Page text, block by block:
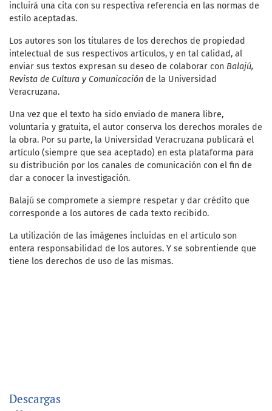
incluirá una cita con su respectiva referencia en las normas de
estilo aceptadas.
Los autores son los titulares de los derechos de propiedad
intelectual de sus respectivos artículos, y en tal calidad, al
enviar sus textos expresan su deseo de colaborar con Balajú,
Revista de Cultura y Comunicación de la Universidad
Veracruzana.
Una vez que el texto ha sido enviado de manera libre,
voluntaria y gratuita, el autor conserva los derechos morales de
la obra. Por su parte, la Universidad Veracruzana publicará el
artículo (siempre que sea aceptado) en esta plataforma para
su distribución por los canales de comunicación con el fin de
dar a conocer la investigación.
Balajú se compromete a siempre respetar y dar crédito que
corresponde a los autores de cada texto recibido.
La utilización de las imágenes incluidas en el artículo son
entera responsabilidad de los autores. Y se sobrentiende que
tiene los derechos de uso de las mismas.
Descargas